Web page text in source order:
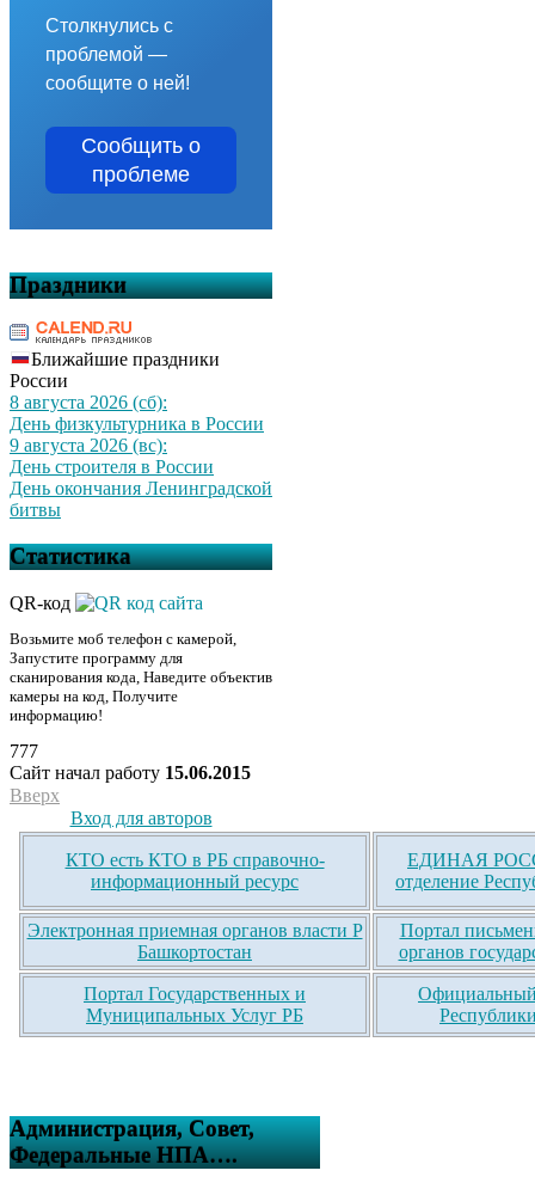
Столкнулись с
проблемой —
сообщите о ней!
Сообщить о
проблеме
Праздники
Ближайшие праздники
России
8 августа 2026 (сб):
День физкультурника в России
9 августа 2026 (вс):
День строителя в России
День окончания Ленинградской
битвы
Статистика
QR-код
Возьмите моб телефон с камерой,
Запустите программу для
сканирования кода, Наведите объектив
камеры на код, Получите
информацию!
777
Сайт начал работу 15.06.2015
Вверх
Вход для авторов
КТО есть КТО в РБ справочно-
информационный ресурс
ЕДИНАЯ
отделение
Электронная приемная органов власти Р
Башкортостан
Портал
органов
Портал Государственных и
Муниципальных Услуг РБ
Официальный
Администрация, Совет,
Федеральные НПА….